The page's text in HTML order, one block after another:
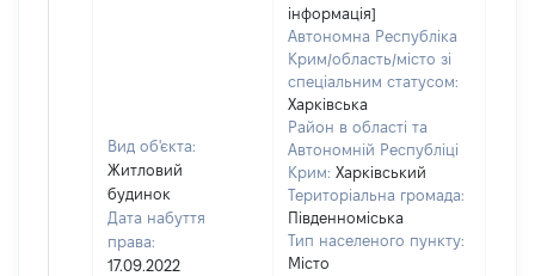
Вид об'єкта:
Житловий
будинок
Дата набуття
права:
17.09.2022
інформація]
Автономна Республіка
Крим/область/місто зі
спеціальним статусом:
Харківська
Район в області та
Автономній Республіці
Крим: Харківський
Територіальна громада:
Південноміська
Тип населеного пункту:
Місто